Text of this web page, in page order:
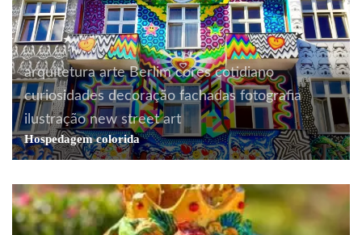
arquitetura arte Berlim cores cotidiano
curiosidades decoração fachadas fotografia
ilustração new street art
Hospedagem colorida